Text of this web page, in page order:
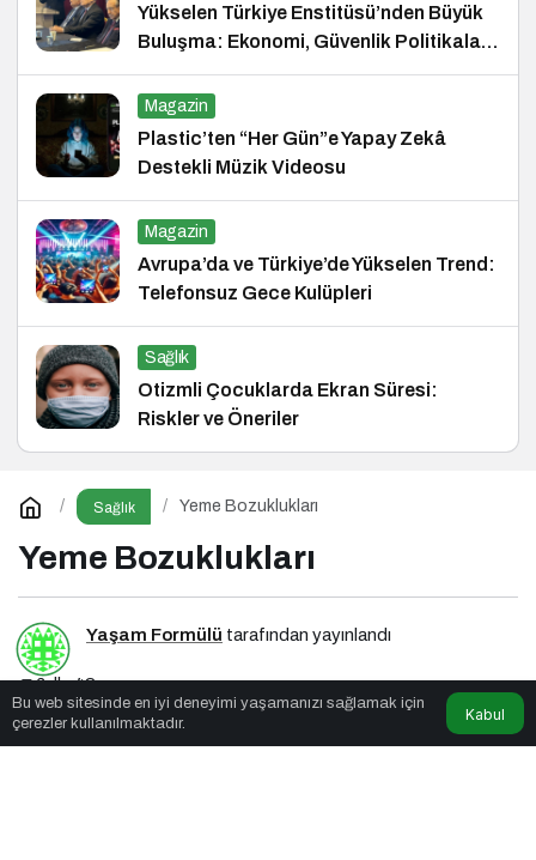
Yükselen Türkiye Enstitüsü’nden Büyük
Buluşma: Ekonomi, Güvenlik Politikaları
ve Hukuk Konferansı
Magazin
Plastic’ten “Her Gün”e Yapay Zekâ
Destekli Müzik Videosu
Magazin
Avrupa’da ve Türkiye’de Yükselen Trend:
Telefonsuz Gece Kulüpleri
Sağlık
Otizmli Çocuklarda Ekran Süresi:
Riskler ve Öneriler
Sağlık Yeme Bozuklukları
Yeme Bozuklukları
Yaşam Formülü tarafından yayınlandı
6dk, 42sn
Bu web sitesinde en iyi deneyimi yaşamanızı sağlamak için
çerezler kullanılmaktadır.
Kabul